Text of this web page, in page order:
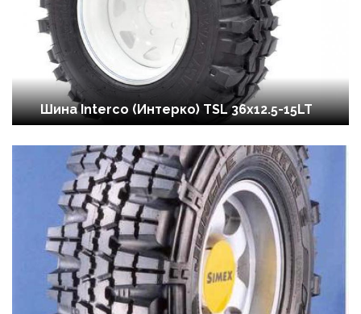
Шина Interco (Интерко) TSL 36x12.5-15LT